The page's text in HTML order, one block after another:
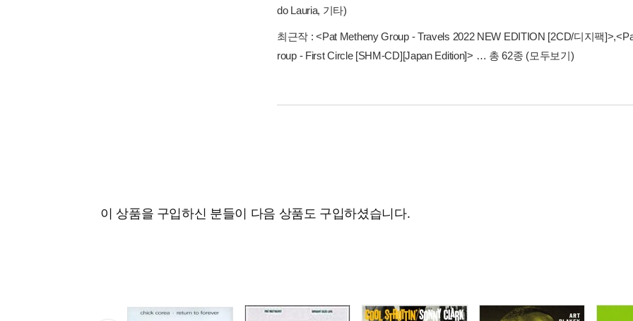
do Lauria, 기타)
최근작 :<Pat Metheny Group - Travels 2022 NEW EDITION [2CD/디지팩]>,
roup - First Circle [SHM-CD][Japan Edition]> … 총 62종 (모두보기)
이 상품을 구입하신 분들이 다음 상품도 구입하셨습니다.